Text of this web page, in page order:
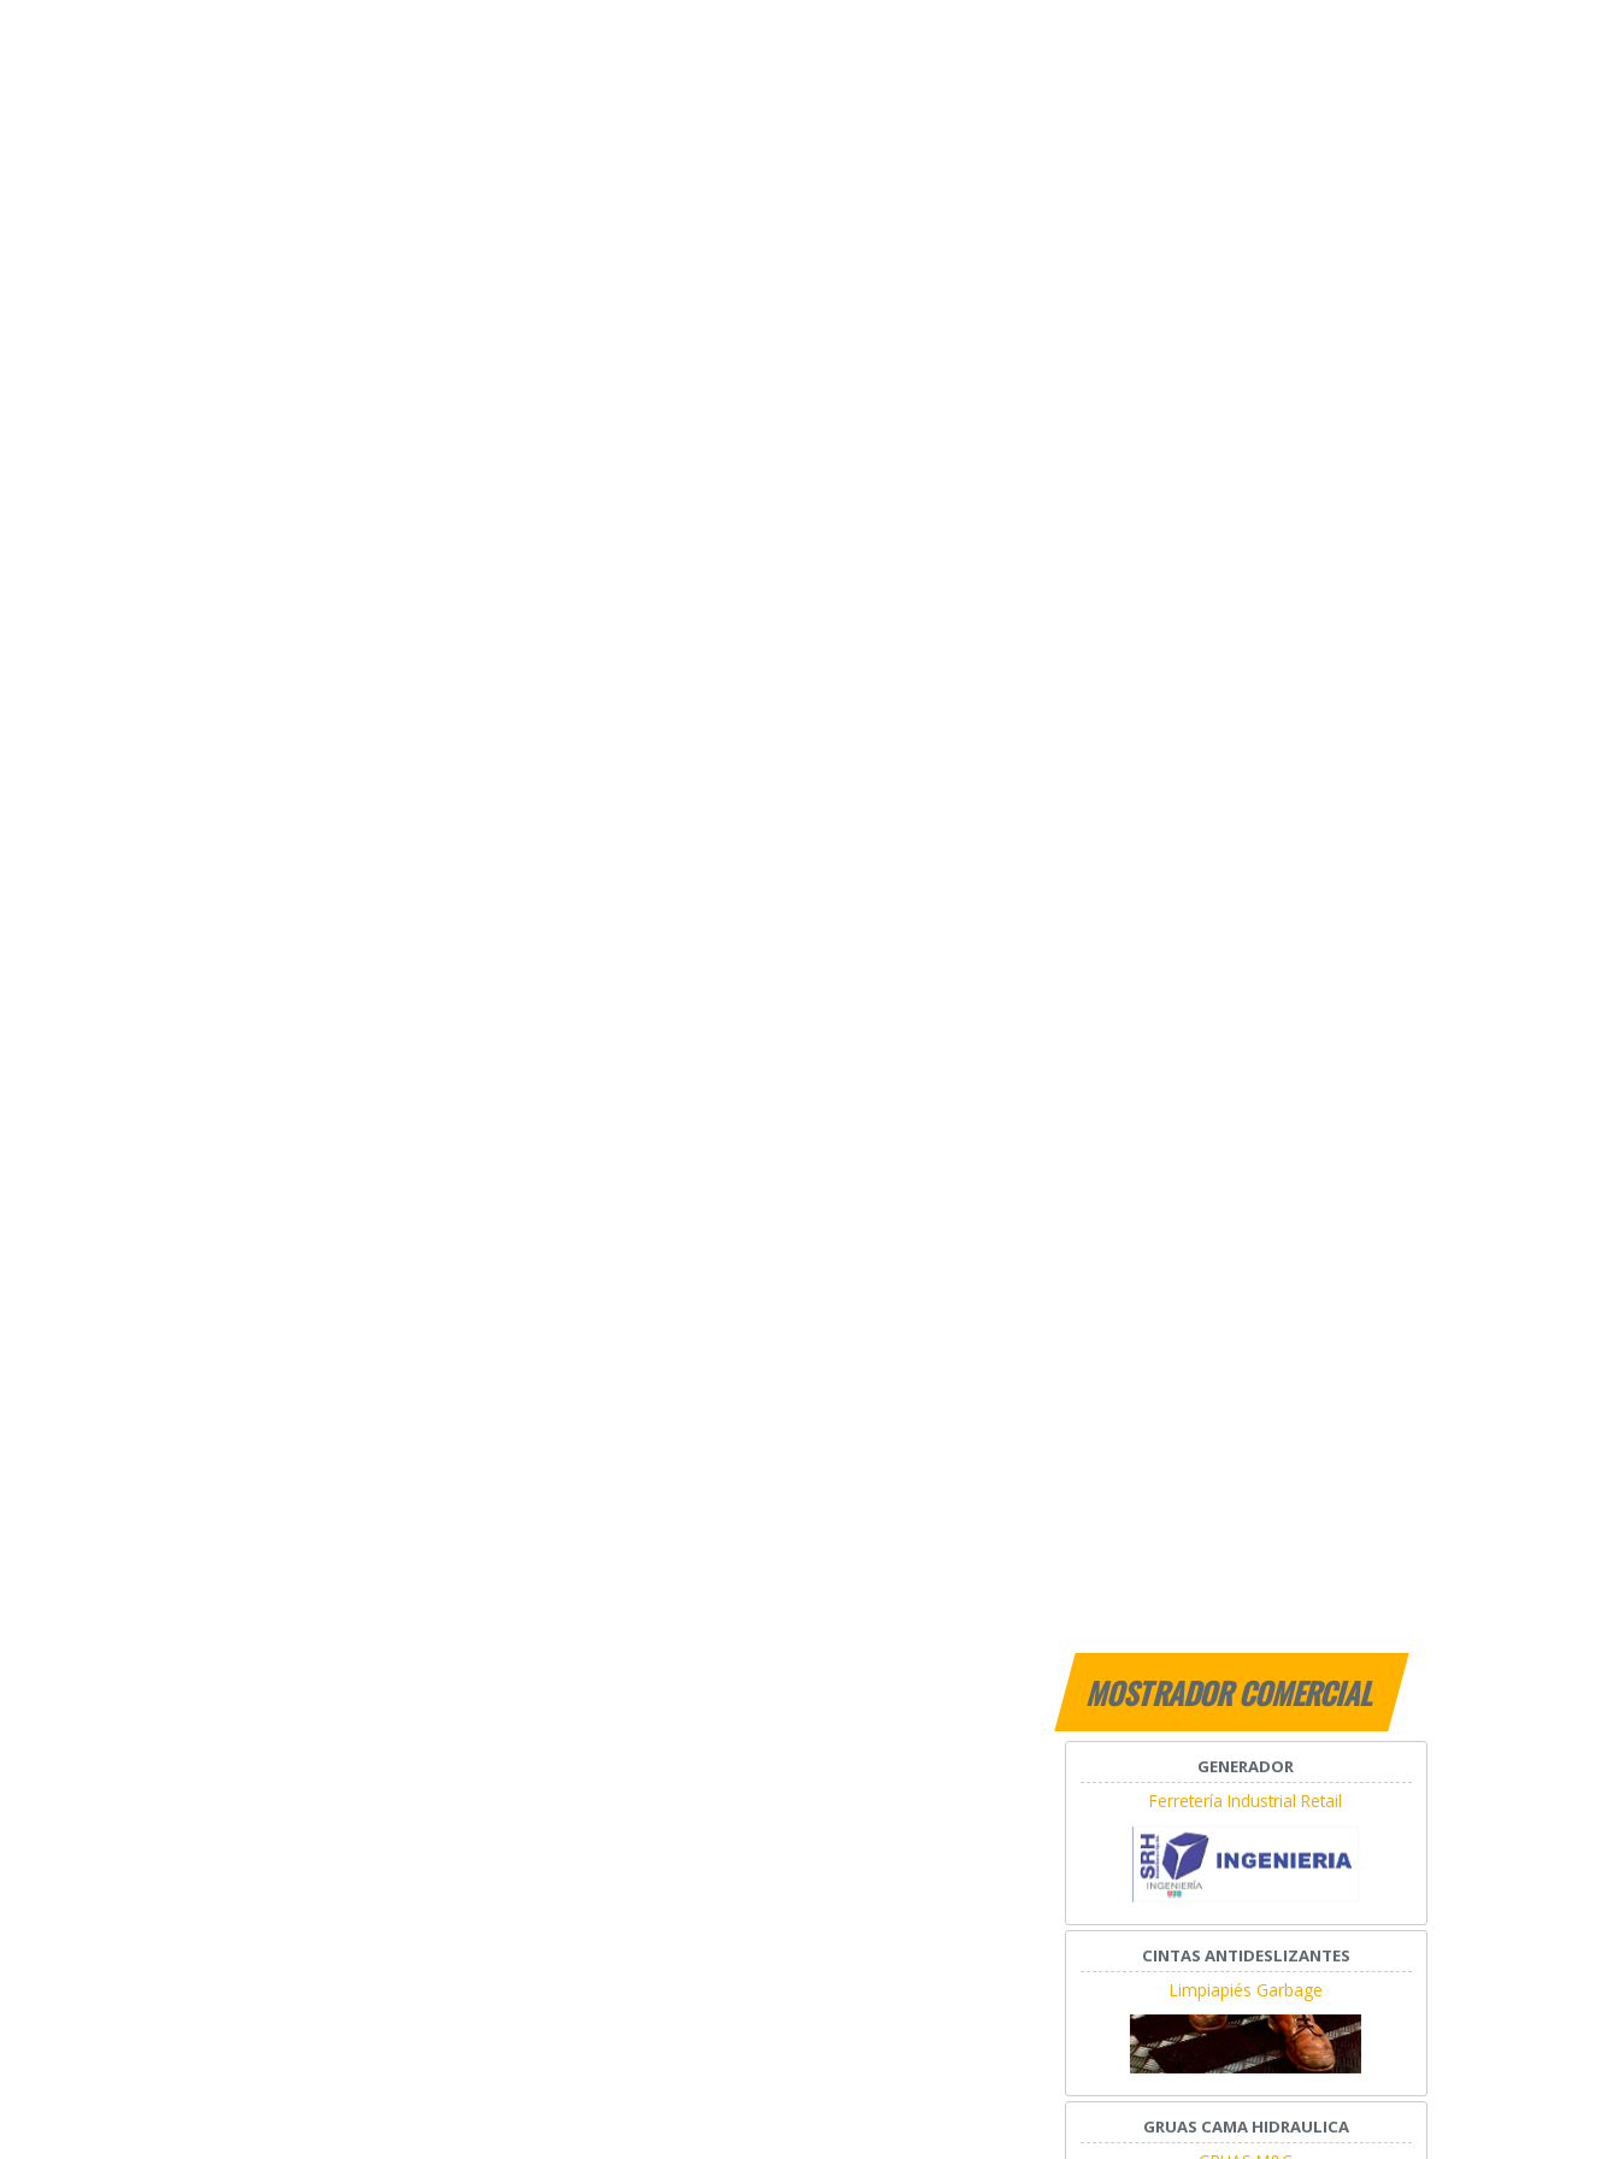
MOSTRADOR COMERCIAL
GENERADOR
Ferretería Industrial Retail
CINTAS ANTIDESLIZANTES
Limpiapiés Garbage
GRUAS CAMA HIDRAULICA